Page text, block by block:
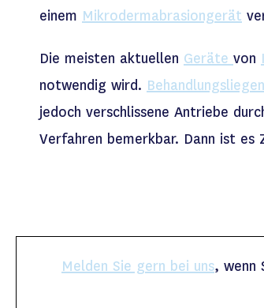
einem Mikrodermabrasiongerät
Die meisten aktuellen Geräte von
notwendig wird. Behandlungsliegen
jedoch verschlissene Antriebe
Verfahren bemerkbar. Dann ist es
Melden Sie gern bei uns, wenn